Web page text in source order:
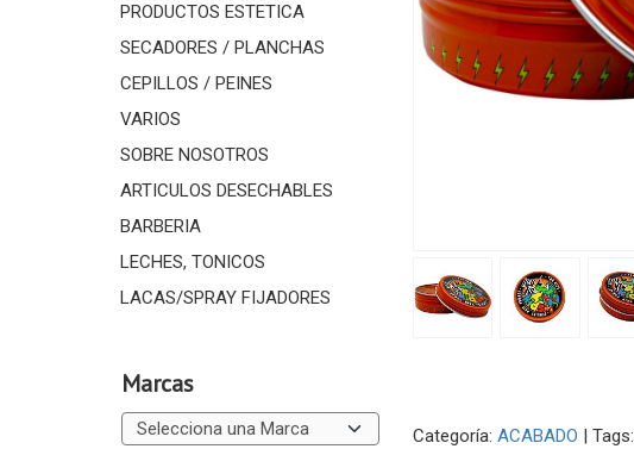
PRODUCTOS ESTETICA
SECADORES / PLANCHAS
CEPILLOS / PEINES
VARIOS
SOBRE NOSOTROS
ARTICULOS DESECHABLES
BARBERIA
LECHES, TONICOS
LACAS/SPRAY FIJADORES
Marcas
Categoría: ACABADO Tags: